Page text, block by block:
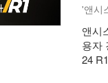
'앤시
앤시
용자
24